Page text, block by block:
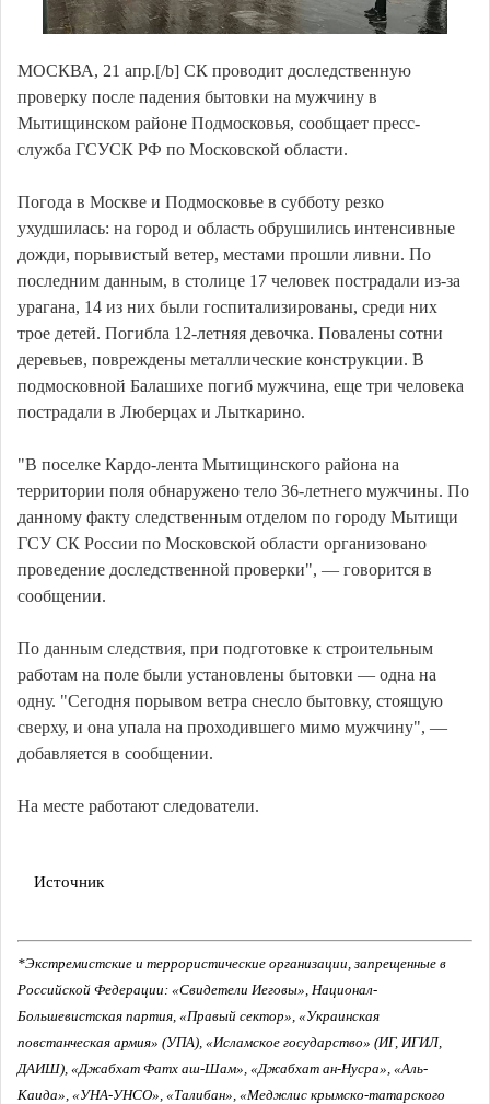
МОСКВА, 21 апр.[/b] СК проводит доследственную
проверку после падения бытовки на мужчину в
Мытищинском районе Подмосковья, сообщает пресс-
служба ГСУСК РФ по Московской области.
Погода в Москве и Подмосковье в субботу резко
ухудшилась: на город и область обрушились интенсивные
дожди, порывистый ветер, местами прошли ливни. По
последним данным, в столице 17 человек пострадали из-за
урагана, 14 из них были госпитализированы, среди них
трое детей. Погибла 12-летняя девочка. Повалены сотни
деревьев, повреждены металлические конструкции. В
подмосковной Балашихе погиб мужчина, еще три человека
пострадали в Люберцах и Лыткарино.
"В поселке Кардо-лента Мытищинского района на
территории поля обнаружено тело 36-летнего мужчины. По
данному факту следственным отделом по городу Мытищи
ГСУ СК России по Московской области организовано
проведение доследственной проверки", — говорится в
сообщении.
По данным следствия, при подготовке к строительным
работам на поле были установлены бытовки — одна на
одну. "Сегодня порывом ветра снесло бытовку, стоящую
сверху, и она упала на проходившего мимо мужчину", —
добавляется в сообщении.
На месте работают следователи.
Источник
*Экстремистские и террористические организации, запрещенные в
Российской Федерации: «Свидетели Иеговы», Национал-
Большевистская партия, «Правый сектор», «Украинская
повстанческая армия» (УПА), «Исламское государство» (ИГ, ИГИЛ,
ДАИШ), «Джабхат Фатх аш-Шам», «Джабхат ан-Нусра», «Аль-
Каида», «УНА-УНСО», «Талибан», «Меджлис крымско-татарского